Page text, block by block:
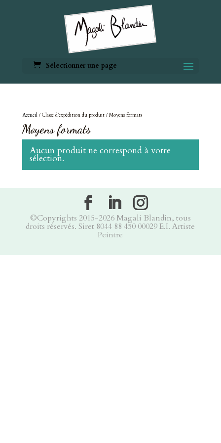
Sélectionner une page
Accueil/ Classe d’expédition du produit / Moyens formats
Moyens formats
Aucun produit ne correspond à votre
sélection.
©Copyrights 2015-2026 Magali Blandin, tous
droits réservés. Siret 8044 88 450 00029 E.I. Artiste
Peintre